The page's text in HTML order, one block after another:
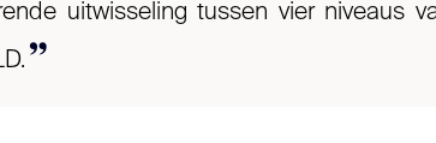
uitwisseling tussen vier niveaus